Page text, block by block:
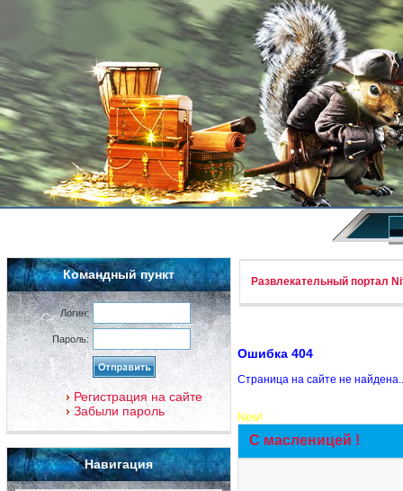
Командный пункт
Логин:
Пароль:
Регистрация на сайте
Забыли пароль
Навигация
Развлекательный портал
Ошибка 404
Страница на сайте не
New!
С масленицей !